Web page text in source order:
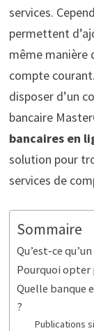
services.
permettent
même manière
compte
disposer d’un
bancaire
bancaires en
solution pour
services de
Sommaire
Qu’est-ce
Pourquoi opter
Quelle banque
?
Publications